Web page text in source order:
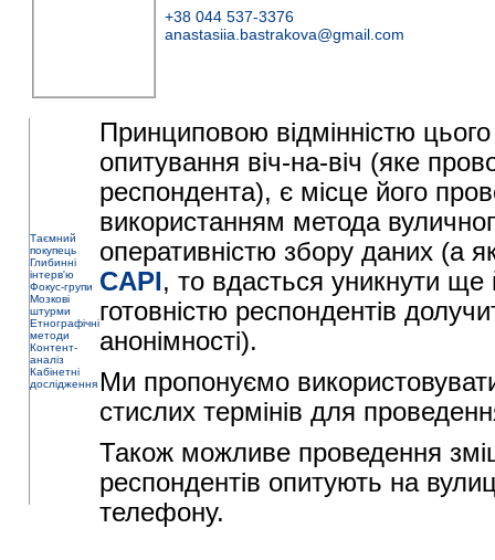
+38 044 537-3376
anastasiia.bastrakova@gmail.com
Таємний
покупець
Глибинні
інтерв'ю
Фокус-групи
Мозкові
штурми
Етнографічні
методи
Контент-
аналіз
Кабінетні
дослідження
Принциповою відмінністю
опитування віч-на-віч (яке
респондента), є місце його
використанням метода
оперативністю збору даних (а
CAPI, то вдасться уникнути
готовністю респондентів
анонімності).
Ми пропонуємо
стислих термінів для
Також можливе проведення
респондентів опитують на
телефону.